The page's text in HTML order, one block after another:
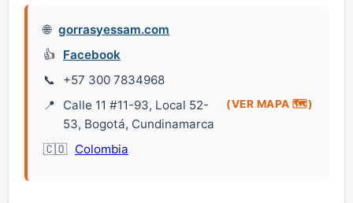
gorrasyessam.com
Facebook
+57 300 7834968
Calle 11 #11-93, Local 52-
53, Bogotá, Cundinamarca
(VER MAPA 🗺️)
Colombia